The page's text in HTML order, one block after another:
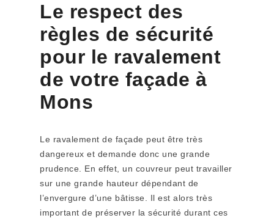
Le respect des
règles de sécurité
pour le ravalement
de votre façade à
Mons
Le ravalement de façade peut être très
dangereux et demande donc une grande
prudence. En effet, un couvreur peut travailler
sur une grande hauteur dépendant de
l’envergure d’une bâtisse. Il est alors très
important de préserver la sécurité durant ces